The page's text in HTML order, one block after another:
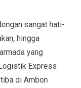
sangat hati-
hingga
yang
Express
di Ambon